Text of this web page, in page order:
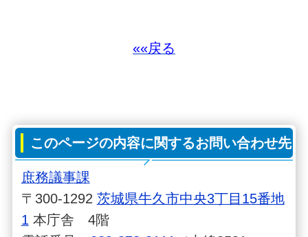
««戻る
このページの内容に関するお問い合わせ先
庶務議事課
〒300-1292 茨城県牛久市中央3丁目15番地
1本庁舎 4階